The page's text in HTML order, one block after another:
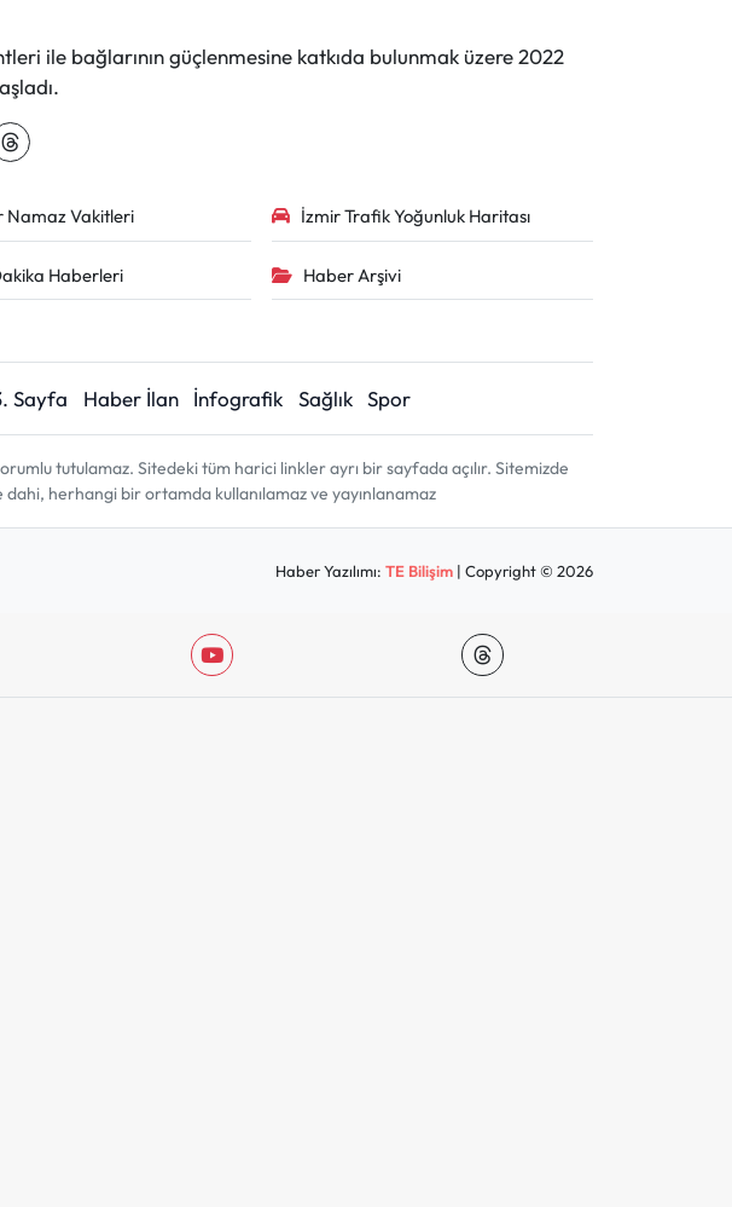
ile bağlarının güçlenmesine katkıda bulunmak üzere 2022
Namaz Vakitleri İzmir Trafik Yoğunluk Haritası
Haberleri Haber Arşivi
Sayfa Haber İlan İnfografik Sağlık Spor
tutulamaz. Sitedeki tüm harici linkler ayrı bir sayfada açılır. Sitemizde
dahi, herhangi bir ortamda kullanılamaz ve yayınlanamaz
Haber Yazılımı:TE Bilişim | Copyright © 2026